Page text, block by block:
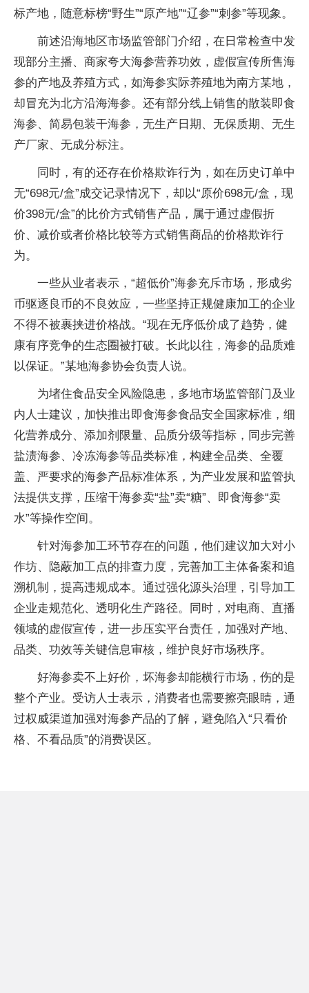
标产地，随意标榜“野生”“原产地”“辽参”“刺参”等现象。
前述沿海地区市场监管部门介绍，在日常检查中发
现部分主播、商家夸大海参营养功效，虚假宣传所售海
参的产地及养殖方式，如海参实际养殖地为南方某地，
却冒充为北方沿海海参。还有部分线上销售的散装即食
海参、简易包装干海参，无生产日期、无保质期、无生
产厂家、无成分标注。
同时，有的还存在价格欺诈行为，如在历史订单中
无“698元/盒”成交记录情况下，却以“原价698元/盒，现
价398元/盒”的比价方式销售产品，属于通过虚假折
价、减价或者价格比较等方式销售商品的价格欺诈行
为。
一些从业者表示，“超低价”海参充斥市场，形成劣
币驱逐良币的不良效应，一些坚持正规健康加工的企业
不得不被裹挟进价格战。“现在无序低价成了趋势，健
康有序竞争的生态圈被打破。长此以往，海参的品质难
以保证。”某地海参协会负责人说。
为堵住食品安全风险隐患，多地市场监管部门及业
内人士建议，加快推出即食海参食品安全国家标准，细
化营养成分、添加剂限量、品质分级等指标，同步完善
盐渍海参、冷冻海参等品类标准，构建全品类、全覆
盖、严要求的海参产品标准体系，为产业发展和监管执
法提供支撑，压缩干海参卖“盐”卖“糖”、即食海参“卖
水”等操作空间。
针对海参加工环节存在的问题，他们建议加大对小
作坊、隐蔽加工点的排查力度，完善加工主体备案和追
溯机制，提高违规成本。通过强化源头治理，引导加工
企业走规范化、透明化生产路径。同时，对电商、直播
领域的虚假宣传，进一步压实平台责任，加强对产地、
品类、功效等关键信息审核，维护良好市场秩序。
好海参卖不上好价，坏海参却能横行市场，伤的是
整个产业。受访人士表示，消费者也需要擦亮眼睛，通
过权威渠道加强对海参产品的了解，避免陷入“只看价
格、不看品质”的消费误区。